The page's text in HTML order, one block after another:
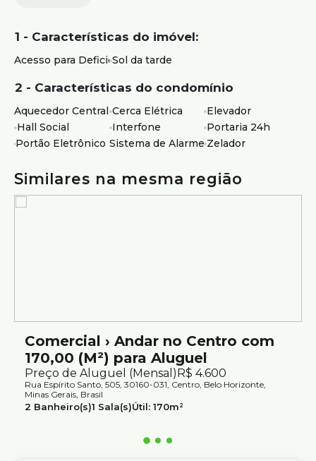
Localização:
Próximo de supermercados, academias, escolas,
comércios locais.
Fácil acesso para à Avenida Amazonas, Avenida
Afonso Pena e Avenida dos Andradas.
sem aviso prévio. Por este motivo, solicitamos a
confirmação com nossos consultores.
1 - Características do imóvel:
Acesso para DeficientesSol da tarde
2 - Características do condomínio
Aquecedor Central Cerca Elétrica
Elevador
Hall Social
Interfone
Portaria 24h
Portão Eletrônico Sistema de Alarme Zelador
Similares na mesma região
Comercial › Andar no Centro com
170,00 (M²) para Aluguel
R$ 4.600
Preço de Aluguel (Mensal)
Rua Espírito Santo, 505, 30160-031, Centro, Belo Horizonte,
Minas Gerais, Brasil
2 Banheiro(s)1 Sala(s)Útil: 170m²